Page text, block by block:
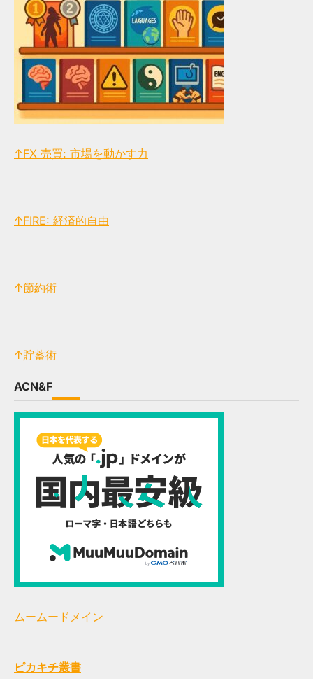
↑FX 売買: 市場を動かす力
↑FIRE: 経済的自由
↑節約術
↑貯蓄術
ACN&F
ムームードメイン
ピカキチ叢書